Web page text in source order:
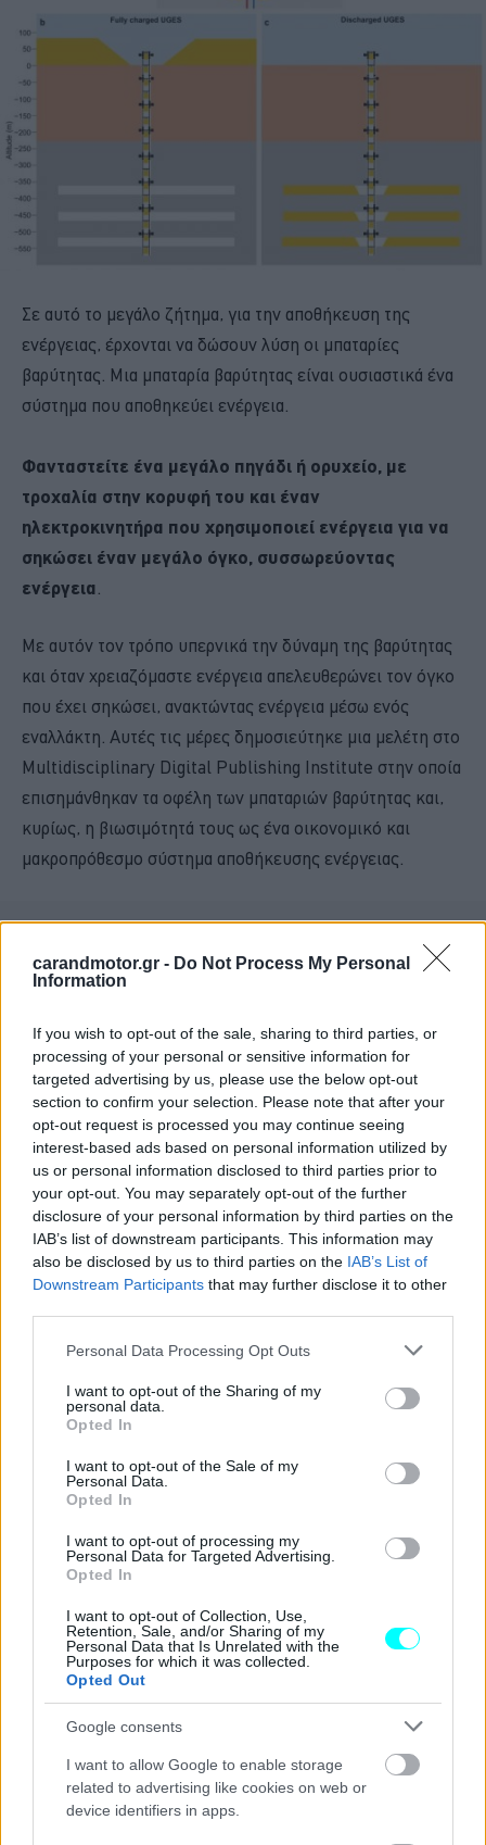
carandmotor.gr - Do Not Process My Personal
Information
If you wish to opt-out of the sale, sharing to third parties, or
processing of your personal or sensitive information for
targeted advertising by us, please use the below opt-out
section to confirm your selection. Please note that after your
opt-out request is processed you may continue seeing
interest-based ads based on personal information utilized by
us or personal information disclosed to third parties prior to
your opt-out. You may separately opt-out of the further
disclosure of your personal information by third parties on the
IAB’s list of downstream participants. This information may
also be disclosed by us to third parties on the IAB’s List of
Downstream Participants that may further disclose it to other
Please note that this website/app uses one or more Google
not limited to your visit or usage behaviour. You may click to
grant or deny consent to Google and its third-party tags to
use your data for below specified purposes in below Google
consent section.
Personal Data Processing Opt Outs
I want to opt-out of the Sharing of my
personal data.
Opted In
I want to opt-out of the Sale of my
Personal Data.
Opted In
I want to opt-out of processing my
Personal Data for Targeted Advertising.
Opted In
I want to opt-out of Collection, Use,
Retention, Sale, and/or Sharing of my
Personal Data that Is Unrelated with the
Purposes for which it was collected.
Opted Out
Google consents
I want to allow Google to enable storage
related to advertising like cookies on web or
device identifiers in apps.
Σε αυτό το μεγάλο ζήτημα, για την αποθήκευση της
ενέργειας, έρχονται να δώσουν λύση οι μπαταρίες
βαρύτητας. Μια μπαταρία βαρύτητας είναι ουσιαστικά ένα
σύστημα που αποθηκεύει ενέργεια.
Φανταστείτε ένα μεγάλο πηγάδι ή ορυχείο, με
τροχαλία στην κορυφή του και έναν
ηλεκτροκινητήρα που χρησιμοποιεί ενέργεια για να
σηκώσει έναν μεγάλο όγκο, συσσωρεύοντας
ενέργεια
Με αυτόν τον τρόπο υπερνικά την δύναμη της βαρύτητας
και όταν χρειαζόμαστε ενέργεια απελευθερώνει τον όγκο
που έχει σηκώσει, ανακτώντας ενέργεια μέσω ενός
εναλλάκτη. Αυτές τις μέρες δημοσιεύτηκε μια μελέτη στο
Multidisciplinary Digital Publishing Institute στην οποία
επισημάνθηκαν τα οφέλη των μπαταριών βαρύτητας και,
κυρίως, η βιωσιμότητά τους ως ένα οικονομικό και
μακροπρόθεσμο σύστημα αποθήκευσης ενέργειας.
φρεάτιο εκατοντάδων μέτρων, με σύστημα κινητήρα και
εναλλάκτη, καιμια μάζα που ανεβαίνει ή κατεβαίνει
στον πάτο του φρεάτιου, για να συσσωρεύσει ή να
Αυτοί οι τύποι μπαταριών απαιτούν μεγάλες υποδομές
που κοστίζουν, ενώ παράλληλα ευνοούνται και από την